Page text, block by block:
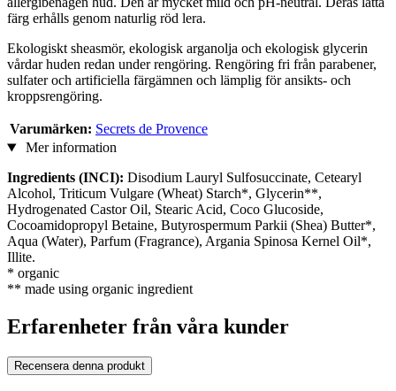
färg erhålls genom naturlig röd lera.
Ekologiskt sheasmör, ekologisk arganolja och ekologisk glycerin
vårdar huden redan under rengöring. Rengöring fri från parabener,
sulfater och artificiella färgämnen och lämplig för ansikts- och
kroppsrengöring.
Varumärken: Secrets de Provence
Mer information
Ingredients (INCI): Disodium Lauryl Sulfosuccinate, Cetearyl
Alcohol, Triticum Vulgare (Wheat) Starch*, Glycerin**,
Hydrogenated Castor Oil, Stearic Acid, Coco Glucoside,
Cocoamidopropyl Betaine, Butyrospermum Parkii (Shea) Butter*,
Aqua (Water), Parfum (Fragrance), Argania Spinosa Kernel Oil*,
Illite.
* organic
** made using organic ingredient
Erfarenheter från våra kunder
Recensera denna produkt